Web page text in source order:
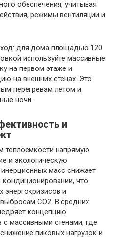
обеспечения, учитывая
режимы вентиляции и
для дома площадью 120
используйте массивные
на первом этаже и
на внешних стенах. Это
перегревам летом и
ночи.
и
теплоемкости напрямую
и экологическую
масс снижает
кондиционировании, что
энергокризисов и
CO2. В средних
концепцию
массивными стенами, где
пиковых нагрузок и